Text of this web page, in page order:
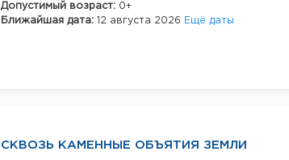
Допустимый возраст: 0+
Ближайшая дата: 12 августа 2026 Ещё даты
СКВОЗЬ КАМЕННЫЕ ОБЪЯТИЯ ЗЕМЛИ